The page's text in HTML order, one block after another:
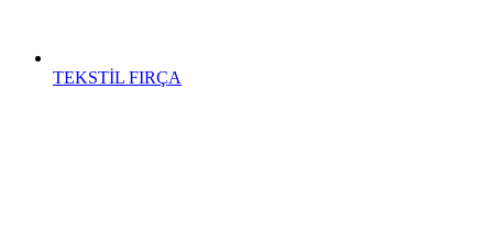
TEKSTİL FIRÇA